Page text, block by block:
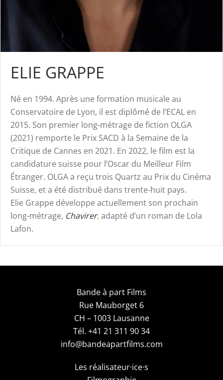
ELIE GRAPPE
Né en 1994. Après une formation musicale au
Conservatoire de Lyon, il est diplômé de l’ECAL en
2015. Son premier long-métrage de fiction OLGA
(2021) remporte le Prix SACD à la Semaine de la
Critique de Cannes en 2021. En 2022, le film est la
candidature suisse pour l’Oscar du Meilleur Film
Étranger. OLGA a reçu trois Quartz au Prix du Cinéma
Suisse, et a été distribué dans trente-huit pays.
Elie Grappe développe actuellement son prochain
long-métrage, Chavirer, adapté d’un roman de Lola
Lafon.
Bande à part Films
Rue Mauborget 6
CH – 1003 Lausanne
Tél. +41 21 311 90 34
info@bandeapartfilms.com
Les réalisateur·ice·s